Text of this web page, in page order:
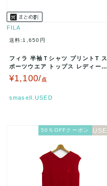
FILA
送料:1,650円
フィラ 半袖Ｔシャツ プリントT ス
ポーツウエア トップス レディース
Mサイズ ベージュ FILA…
¥1,100/点
smasell.USED
50％OFFクーポン